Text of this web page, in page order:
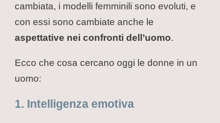
cambiata, i modelli femminili sono evoluti, e
con essi sono cambiate anche le
aspettative nei confronti dell’uomo.
Ecco che cosa cercano oggi le donne in un
uomo:
1. Intelligenza emotiva